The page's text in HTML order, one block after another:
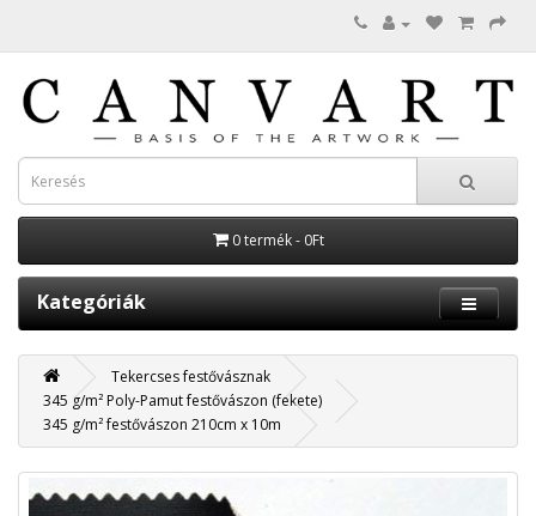
0 termék - 0Ft
Kategóriák
Tekercses festővásznak
345 g/m² Poly-Pamut festővászon (fekete)
345 g/m² festővászon 210cm x 10m